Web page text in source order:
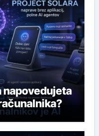
napovedujeta